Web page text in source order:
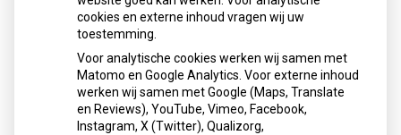
Inhoud
« Terug naar het overzicht
« Terug naar het overzicht
cookies en externe inhoud vragen wij uw
toestemming.
Voor analytische cookies werken wij samen met
Matomo en Google Analytics. Voor externe inhoud
werken wij samen met Google (Maps, Translate
en Reviews), YouTube, Vimeo, Facebook,
Instagram, X (Twitter), Qualizorg,